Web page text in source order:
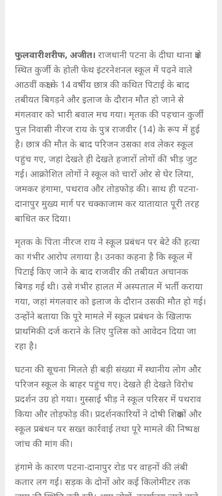
फुलवारीशरीफ, अजीत। राजधानी पटना के दीघा थाना क्षेत्र
स्थित कुर्जी के होली फेथ इंटरनेशनल स्कूल में पढ़ने वाले
आठवीं कक्षा के 14 वर्षीय छात्र की कथित पिटाई के बाद
तबीयत बिगड़ने और इलाज के दौरान मौत हो जाने से
मंगलवार को भारी बवाल मच गया। मृतक की पहचान कुर्जी
पुल निवासी नीरज राय के पुत्र राजवीर (14) के रूप में हुई
है। छात्र की मौत के बाद परिजन उसका शव लेकर स्कूल
पहुंच गए, जहां देखते ही देखते हजारों लोगों की भीड़ जुट
गई। आक्रोशित लोगों ने स्कूल को चारों ओर से घेर लिया,
जमकर हंगामा, पथराव और तोड़फोड़ की। साथ ही पटना-
दानापुर मुख्य मार्ग पर चक्काजाम कर यातायात पूरी तरह
बाधित कर दिया।
मृतक के पिता नीरज राय ने स्कूल प्रबंधन पर बेटे की हत्या
का गंभीर आरोप लगाया है। उनका कहना है कि स्कूल में
पिटाई किए जाने के बाद राजवीर की तबीयत अचानक
बिगड़ गई थी। उसे गंभीर हालत में अस्पताल में भर्ती कराया
गया, जहां मंगलवार को इलाज के दौरान उसकी मौत हो गई।
उन्होंने बताया कि पूरे मामले में स्कूल प्रबंधन के खिलाफ
प्राथमिकी दर्ज कराने के लिए पुलिस को आवेदन दिया जा
रहा है।
घटना की सूचना मिलते ही बड़ी संख्या में स्थानीय लोग और
परिजन स्कूल के बाहर पहुंच गए। देखते ही देखते विरोध
प्रदर्शन उग्र हो गया। गुस्साई भीड़ ने स्कूल परिसर में पथराव
किया और तोड़फोड़ की। प्रदर्शनकारियों ने दोषी शिक्षकों और
स्कूल प्रबंधन पर सख्त कार्रवाई तथा पूरे मामले की निष्पक्ष
जांच की मांग की।
हंगामे के कारण पटना-दानापुर रोड पर वाहनों की लंबी
कतार लग गई। सड़क के दोनों ओर कई किलोमीटर तक